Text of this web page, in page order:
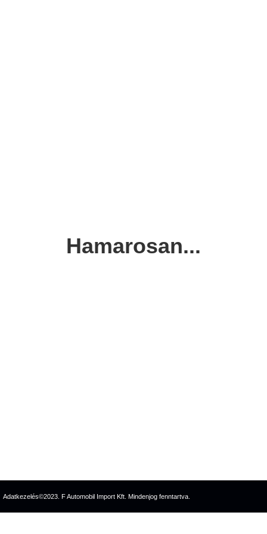
Hamarosan...
Adatkezelés©2023. F Automobil Import Kft. Mindenjog fenntartva.